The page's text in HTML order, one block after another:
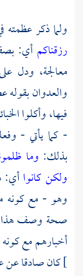
ولما ذكر عظمته
رزقناكمأي:
معالجة، ودل
والعدوان بقوله
فيها، وأكلوا
- كما يأتي -
بذلك: وما
ولكن كانواأي:
وهو - مع كونه
صحة وصف هذا
أخبارهم مع
]كان صادقا عن